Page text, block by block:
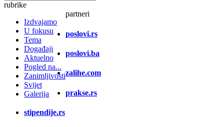
rubrike
Izdvajamo
U fokusu
Tema
Događaji
Aktuelno
Pogled na...
Zanimljivosti
Svijet
Galerija
partneri
poslovi.rs
poslovi.ba
zalihe.com
prakse.rs
stipendije.rs